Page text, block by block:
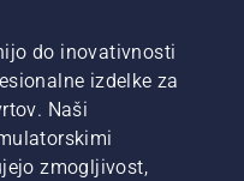
do inovativnosti
izdelke za
Naši
zmogljivost,